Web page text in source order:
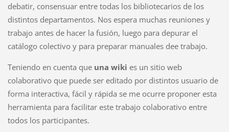
debatir, consensuar entre todas los bibliotecarios de los
distintos departamentos. Nos espera muchas reuniones y
trabajo antes de hacer la fusión, luego para depurar el
catálogo colectivo y para preparar manuales dee trabajo.
Teniendo en cuenta que una wiki es un sitio web
colaborativo que puede ser editado por distintos usuario de
forma interactiva, fácil y rápida se me ocurre proponer esta
herramienta para facilitar este trabajo colaborativo entre
todos los participantes.